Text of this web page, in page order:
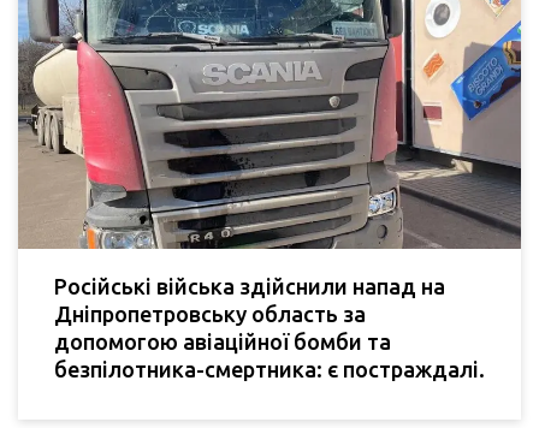
Російські війська здійснили напад на
Дніпропетровську область за
допомогою авіаційної бомби та
безпілотника-смертника: є постраждалі.